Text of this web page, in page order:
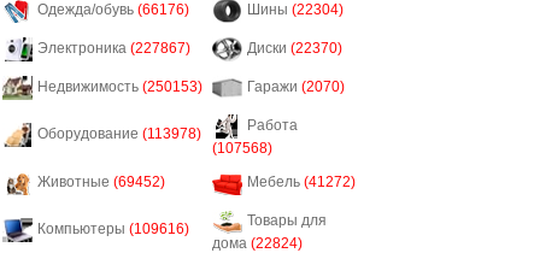
Одежда/обувь (66176) Шины (22304)
Электроника (227867) Диски (22370)
Недвижимость (250153) Гаражи (2070)
Оборудование (113978)
Работа
(107568)
Животные (69452) Мебель (41272)
Компьютеры (109616)
Товары для
дома (22824)